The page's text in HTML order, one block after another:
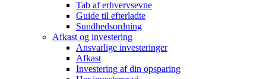
Tab af erhvervsevne
Guide til efterladte
Sundhedsordning
Afkast og investering
Ansvarlige investeringer
Afkast
Investering af din opsparing